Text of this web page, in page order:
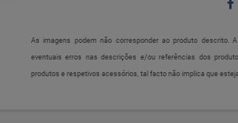
As imagens podem não corresponder ao produto descrito.
eventuais erros nas descrições e/ou referências dos
produtos e respetivos acessórios, tal facto não implica que